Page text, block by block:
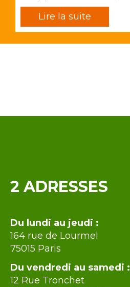
Lire la suite
2 ADRESSES
Intro
Du lundi au jeudi :
164 rue de Lourmel
75015 Paris
Du vendredi au samedi :
12 Rue Tronchet